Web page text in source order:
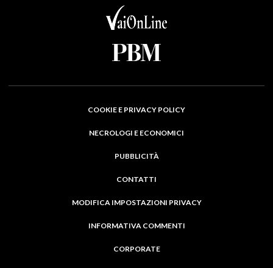
COOKIE E PRIVACY POLICY
NECROLOGI E ECONOMICI
PUBBLICITÀ
CONTATTI
MODIFICA IMPOSTAZIONI PRIVACY
INFORMATIVA COMMENTI
CORPORATE